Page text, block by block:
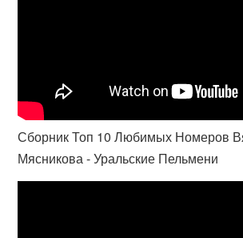
Сборник Топ 10 Любимых Номеров
Мясникова - Уральские Пельмени